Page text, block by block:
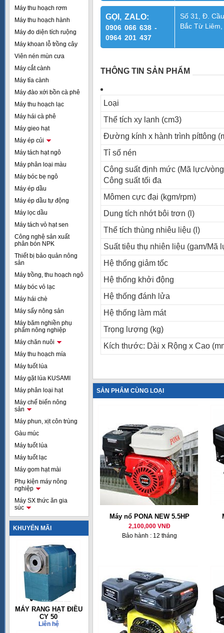
Máy thu hoạch rơm
Máy thu hoạch hành
Máy đo diện tích ruộng
Máy khoan lỗ trồng cây
Viên nén mùn cưa
Máy cắt cành
Máy tỉa cành
Máy đào xới bồn cà phê
Máy thu hoạch lạc
Máy hái cà phê
Máy gieo hạt
Máy ép củi
Máy tách hạt ngô
Máy phân loại màu
Máy bóc bẹ ngô
Máy ép dầu
Máy ép dầu tự động
Máy lọc dầu
Máy tách vỏ hạt sen
Công nghệ sản xuất
phân bón NPK
Thiết bị bảo quản nông
sản
Máy trồng, thu hoạch ngô
Máy bóc vỏ lạc
Máy hái chè
Máy sấy nông sản
Máy băm nghiền phụ
phẩm nông nghiệp
Máy chăn nuôi
Máy thu hoạch mía
Máy tuốt lúa
Máy gặt lúa KUSAMI
Máy phân loại hạt
Máy chế biến nông
sản
Máy phun, xịt côn trùng
Gàu múc
Máy tuốt lúa
Máy tuốt lạc
Máy gom hạt mài
Phụ kiện máy nông
nghiệp
Máy SX thức ăn gia
súc
KHUYẾN MÃI
MÁY RANG HẠT ĐIỀU
CY 50
Liên hệ
GỌI, ZALO:
0906 066 638 -
0964 201 437
Số 31, Đ.
Bắc Từ
THÔNG TIN SẢN PHẨM
Loại
Thể tích xy lanh (cm3)
Đường kính x hành trình píttông
Tỉ số nén
Công suất định mức (Mã lực/
Công suất tối đa
Mômen cực đại (kgm/rpm)
Dung tích nhớt bôi trơn (l)
Thể tích thùng nhiêu liệu (l)
Suất tiêu thụ nhiên liệu (gam/Mã
Hệ thống giảm tốc
Hệ thống khởi động
Hệ thống đánh lửa
Hệ thống làm mát
Trọng lượng (kg)
Kích thước: Dài x Rộng x Cao
SẢN PHẨM CÙNG LOẠI
Máy nổ PONA NEW 5.5HP
2,100,000 VNĐ
Bảo hành : 12 tháng